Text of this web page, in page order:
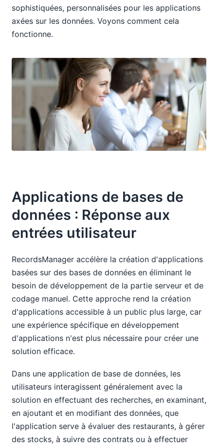
sophistiquées, personnalisées pour les applications
axées sur les données. Voyons comment cela
fonctionne.
Applications de bases de
données : Réponse aux
entrées utilisateur
RecordsManager accélère la création d'applications
basées sur des bases de données en éliminant le
besoin de développement de la partie serveur et de
codage manuel. Cette approche rend la création
d'applications accessible à un public plus large, car
une expérience spécifique en développement
d'applications n'est plus nécessaire pour créer une
solution efficace.
Dans une application de base de données, les
utilisateurs interagissent généralement avec la
solution en effectuant des recherches, en examinant,
en ajoutant et en modifiant des données, que
l'application serve à évaluer des restaurants, à gérer
des stocks, à suivre des contrats ou à effectuer